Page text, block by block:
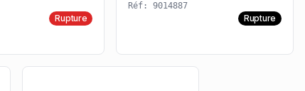
Rupture
Réf: 9014887
Rupture